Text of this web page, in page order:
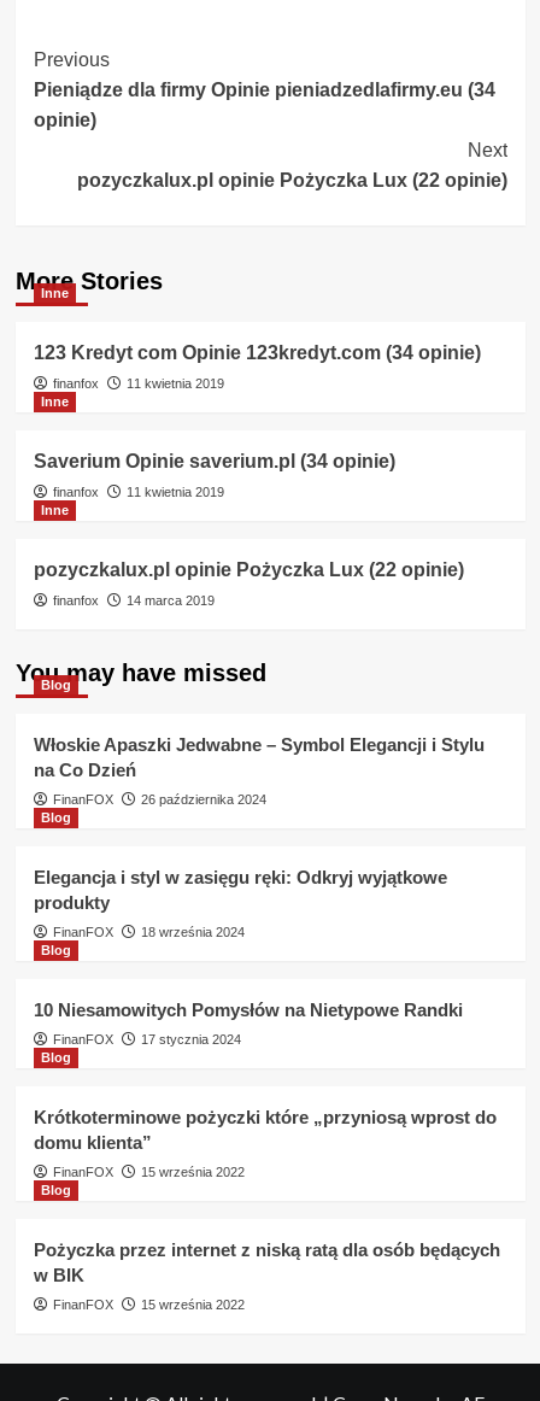
Post
Navigation
Previous
Pieniądze dla firmy Opinie pieniadzedlafirmy.eu (34
opinie)
Next
pozyczkalux.pl opinie Pożyczka Lux (22 opinie)
More Stories
Inne
123 Kredyt com Opinie 123kredyt.com (34 opinie)
finanfox
11 kwietnia 2019
Inne
Saverium Opinie saverium.pl (34 opinie)
finanfox
11 kwietnia 2019
Inne
pozyczkalux.pl opinie Pożyczka Lux (22 opinie)
finanfox 14 marca 2019
You may have missed
Blog
Włoskie Apaszki Jedwabne – Symbol Elegancji i Stylu
na Co Dzień
FinanFOX
26 października 2024
Blog
Elegancja i styl w zasięgu ręki: Odkryj wyjątkowe
produkty
FinanFOX
18 września 2024
Blog
10 Niesamowitych Pomysłów na Nietypowe Randki
FinanFOX
17 stycznia 2024
Blog
Krótkoterminowe pożyczki które „przyniosą wprost do
domu klienta”
FinanFOX
15 września 2022
Blog
Pożyczka przez internet z niską ratą dla osób będących
w BIK
FinanFOX 15 września 2022